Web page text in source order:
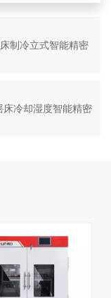
制冷立式智能精密
冷却湿度智能精密